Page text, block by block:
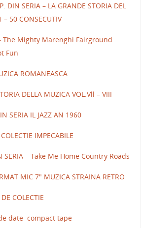
DIN SERIA – LA GRANDE STORIA DEL
– 50 CONSECUTIV
The Mighty Marenghi Fairground
Fun
ROMANEASCA
DELLA MUZICA VOL.Vll – VIII
SERIA IL JAZZ AN 1960
IMPECABILE
SERIA – Take Me Home Country Roads
MIC 7" MUZICA STRAINA RETRO
COLECTIE
date compact tape